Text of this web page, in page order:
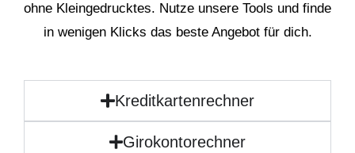
ohne Kleingedrucktes. Nutze unsere Tools und finde
in wenigen Klicks das beste Angebot für dich.
Kreditkartenrechner
Girokontorechner